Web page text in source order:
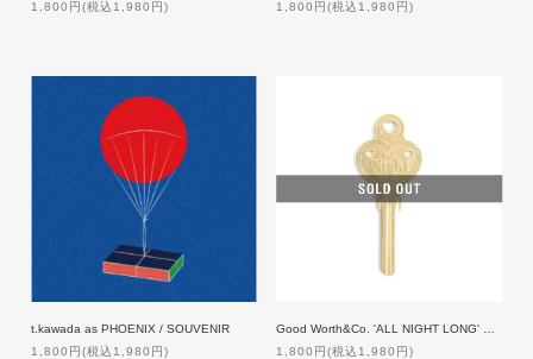
1,800円(税込1,980円)
1,800円(税込1,980円)
t.kawada as PHOENIX / SOUVENIR
1,800円(税込1,980円)
1,800円(税込1,980円)